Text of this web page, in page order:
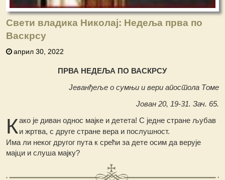
Свети владика Николај: Недеља прва по
Васкрсу
април 30, 2022
ПРВА НЕДЕЉА ПО ВАСКРСУ
Јеванђеље о сумњи и вери апостола Томе
Јован 20, 19-31. Зач. 65.
Како је диван однос мајке и детета! С једне стране љубав
и жртва, с друге стране вера и послушност.
Има ли неког другог пута к срећи за дете осим да верује
мајци и слуша мајку?